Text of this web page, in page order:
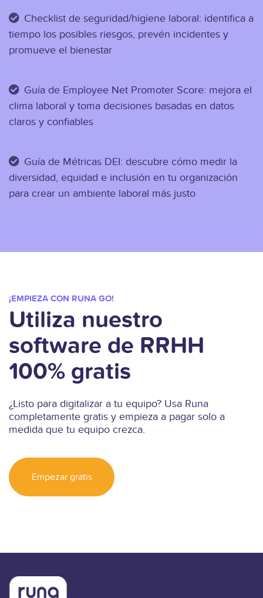
Checklist de seguridad/higiene laboral: identifica a
tiempo los posibles riesgos, prevén incidentes y
promueve el bienestar
Guía de Employee Net Promoter Score: mejora el
clima laboral y toma decisiones basadas en datos
claros y confiables
Guía de Métricas DEI: descubre cómo medir la
diversidad, equidad e inclusión en tu organización
para crear un ambiente laboral más justo
¡EMPIEZA CON RUNA GO!
Utiliza nuestro
software de RRHH
100% gratis
¿Listo para digitalizar a tu equipo? Usa Runa
completamente gratis y empieza a pagar solo a
medida que tu equipo crezca.
Empezar gratis